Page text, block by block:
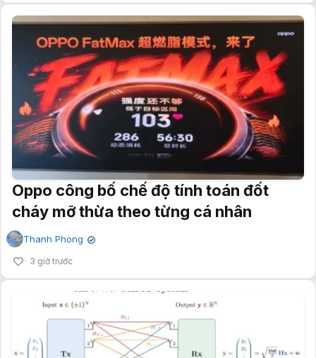
Oppo công bố chế độ tính toán đốt
cháy mỡ thừa theo từng cá nhân
Thanh Phong ✔
3 giờ trước